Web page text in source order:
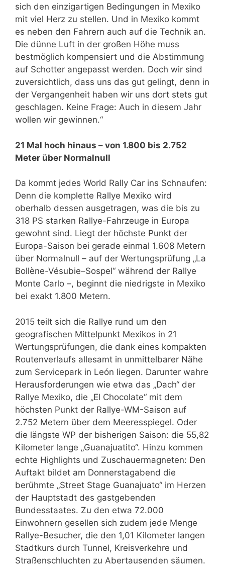
sich den einzigartigen Bedingungen in Mexiko
mit viel Herz zu stellen. Und in Mexiko kommt
es neben den Fahrern auch auf die Technik an.
Die dünne Luft in der großen Höhe muss
bestmöglich kompensiert und die Abstimmung
auf Schotter angepasst werden. Doch wir sind
zuversichtlich, dass uns das gut gelingt, denn in
der Vergangenheit haben wir uns dort stets gut
geschlagen. Keine Frage: Auch in diesem Jahr
wollen wir gewinnen.“
21 Mal hoch hinaus – von 1.800 bis 2.752
Meter über Normalnull
Da kommt jedes World Rally Car ins Schnaufen:
Denn die komplette Rallye Mexiko wird
oberhalb dessen ausgetragen, was die bis zu
318 PS starken Rallye-Fahrzeuge in Europa
gewohnt sind. Liegt der höchste Punkt der
Europa-Saison bei gerade einmal 1.608 Metern
über Normalnull – auf der Wertungsprüfung „La
Bollène-Vésubie–Sospel“ während der Rallye
Monte Carlo –, beginnt die niedrigste in Mexiko
bei exakt 1.800 Metern.
2015 teilt sich die Rallye rund um den
geografischen Mittelpunkt Mexikos in 21
Wertungsprüfungen, die dank eines kompakten
Routenverlaufs allesamt in unmittelbarer Nähe
zum Servicepark in León liegen. Darunter wahre
Herausforderungen wie etwa das „Dach“ der
Rallye Mexiko, die „El Chocolate“ mit dem
höchsten Punkt der Rallye-WM-Saison auf
2.752 Metern über dem Meeresspiegel. Oder
die längste WP der bisherigen Saison: die 55,82
Kilometer lange „Guanajuatito“. Hinzu kommen
echte Highlights und Zuschauermagneten: Den
Auftakt bildet am Donnerstagabend die
berühmte „Street Stage Guanajuato“ im Herzen
der Hauptstadt des gastgebenden
Bundesstaates. Zu den etwa 72.000
Einwohnern gesellen sich zudem jede Menge
Rallye-Besucher, die den 1,01 Kilometer langen
Stadtkurs durch Tunnel, Kreisverkehre und
Straßenschluchten zu Abertausenden säumen.